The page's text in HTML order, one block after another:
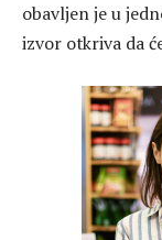
obavljen je u
izvor otkriva da